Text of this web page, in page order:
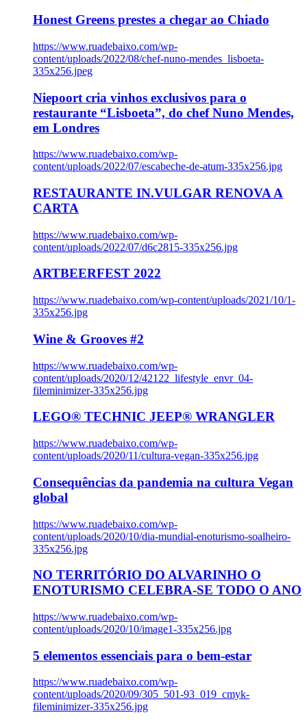
Honest Greens prestes a chegar ao Chiado
https://www.ruadebaixo.com/wp-
content/uploads/2022/08/chef-nuno-mendes_lisboeta-
335x256.jpeg
Niepoort cria vinhos exclusivos para o
restaurante “Lisboeta”, do chef Nuno Mendes,
em Londres
https://www.ruadebaixo.com/wp-
content/uploads/2022/07/escabeche-de-atum-335x256.jpg
RESTAURANTE IN.VULGAR RENOVA A
CARTA
https://www.ruadebaixo.com/wp-
content/uploads/2022/07/d6c2815-335x256.jpg
ARTBEERFEST 2022
https://www.ruadebaixo.com/wp-content/uploads/2021/10/1-
335x256.jpg
Wine & Grooves #2
https://www.ruadebaixo.com/wp-
content/uploads/2020/12/42122_lifestyle_envr_04-
fileminimizer-335x256.jpg
LEGO® TECHNIC JEEP® WRANGLER
https://www.ruadebaixo.com/wp-
content/uploads/2020/11/cultura-vegan-335x256.jpg
Consequências da pandemia na cultura Vegan
global
https://www.ruadebaixo.com/wp-
content/uploads/2020/10/dia-mundial-enoturismo-soalheiro-
335x256.jpg
NO TERRITÓRIO DO ALVARINHO O
ENOTURISMO CELEBRA-SE TODO O ANO
https://www.ruadebaixo.com/wp-
content/uploads/2020/10/image1-335x256.jpg
5 elementos essenciais para o bem-estar
https://www.ruadebaixo.com/wp-
content/uploads/2020/09/305_501-93_019_cmyk-
fileminimizer-335x256.jpg